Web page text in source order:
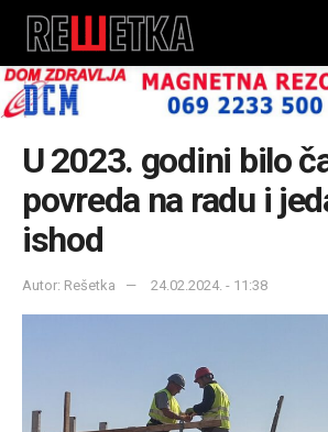
U 2023. godini bilo
povreda na radu i
ishod
Autor: Rešetka 24.02.2024. - 11:38